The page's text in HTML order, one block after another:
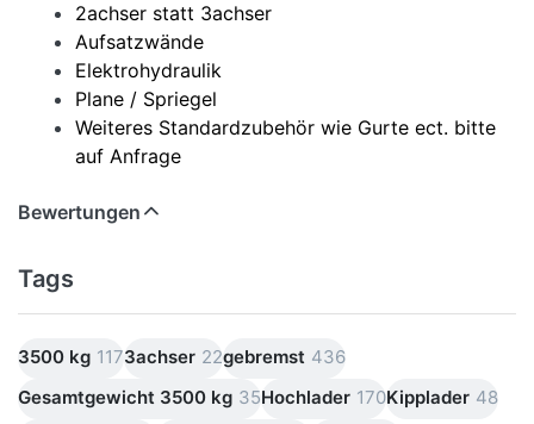
2achser statt 3achser
Aufsatzwände
Elektrohydraulik
Plane / Spriegel
Weiteres Standardzubehör wie Gurte ect. bitte
auf Anfrage
Bewertungen
Tags
3500 kg 1173achser 22gebremst 436
Gesamtgewicht 3500 kg 35Hochlader 170Kipplader 48